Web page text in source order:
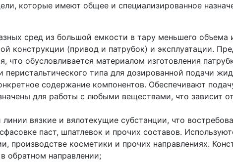
которые имеют общее и специализированное
сред из большой емкости в тару меньшего объема
конструкции (привод и патрубок) и эксплуатации.
обусловливается материалом изготовления
типа для дозированной подачи
содержание компонентов. Обеспечивают
для работы с любыми веществами, что зависит
вязкие и вялотекущие субстанции, что
паст, шпатлевок и прочих составов.
косметики и прочих направлениях.
обратном направлении;